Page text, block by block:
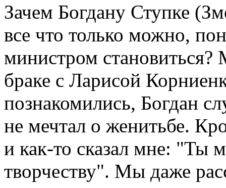
Зачем Богдану Ступке
все что только можно,
министром
браке с Ларисой
познакомились, Богдан
не мечтал о женитьбе.
и как-то сказал мне:
творчеству". Мы даже